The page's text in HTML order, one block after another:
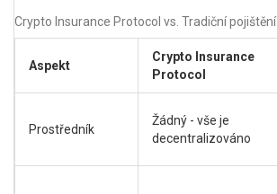
Crypto Insurance Protocol vs. Tradiční pojištění
Aspekt
Crypto Insurance
Protocol
Prostředník
Žádný - vše je
decentralizováno